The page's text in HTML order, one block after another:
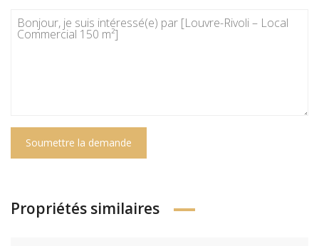
Soumettre la demande
Propriétés similaires